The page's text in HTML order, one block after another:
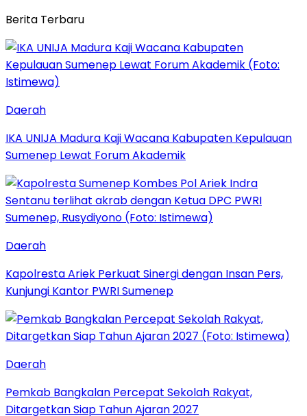
Berita Terbaru
Daerah
IKA UNIJA Madura Kaji Wacana Kabupaten Kepulauan
Sumenep Lewat Forum Akademik
Daerah
Kapolresta Ariek Perkuat Sinergi dengan Insan Pers,
Kunjungi Kantor PWRI Sumenep
Daerah
Pemkab Bangkalan Percepat Sekolah Rakyat,
Ditargetkan Siap Tahun Ajaran 2027